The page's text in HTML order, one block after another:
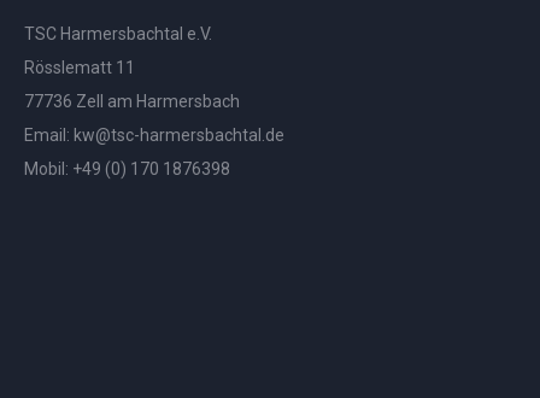
TSC Harmersbachtal e.V.
Rösslematt 11
77736 Zell am Harmersbach
Email: kw@tsc-harmersbachtal.de
Mobil: +49 (0) 170 1876398